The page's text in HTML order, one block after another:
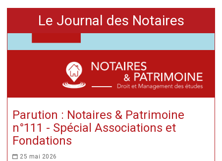
Le Journal des Notaires
Parution : Notaires & Patrimoine
n°111 - Spécial Associations et
Fondations
25 mai 2026